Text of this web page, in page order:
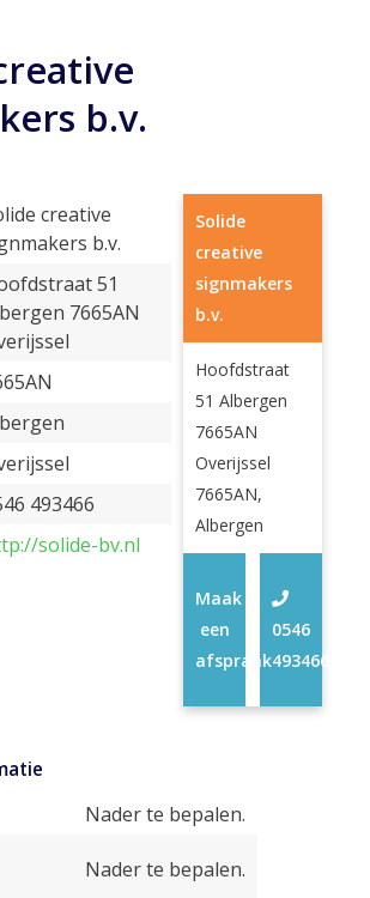
b.v.
creative
b.v.
51
7665AN
493466
solide-bv.nl
Solide
creative
signmakers
b.v.
Hoofdstraat
51 Albergen
7665AN
Overijssel
7665AN,
Albergen
0546
493466
Maak
een
afspraak
Nader te bepalen.
Nader te bepalen.